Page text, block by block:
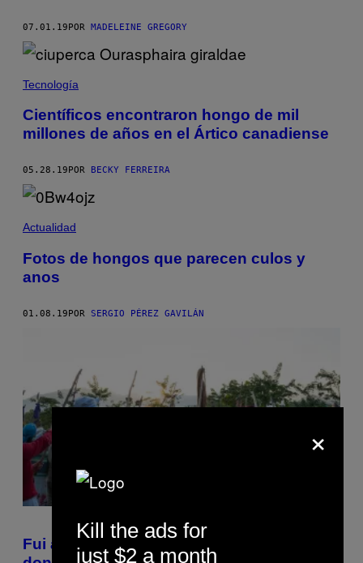
07.01.19POR MADELEINE GREGORY
Tecnología
Científicos encontraron hongo de mil
millones de años en el Ártico canadiense
05.28.19 POR BECKY FERREIRA
Actualidad
Fotos de hongos que parecen culos y
anos
01.08.19POR SERGIO PÉREZ GAVILÁN
Fui a una danza de espíritus en Pereira
×
Kill the ads for
just $2 a month